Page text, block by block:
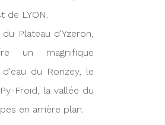
de LYON.
Plateau d'Yzeron,
un magnifique
du Ronzey, le
Froid, la vallée du
en arrière plan.